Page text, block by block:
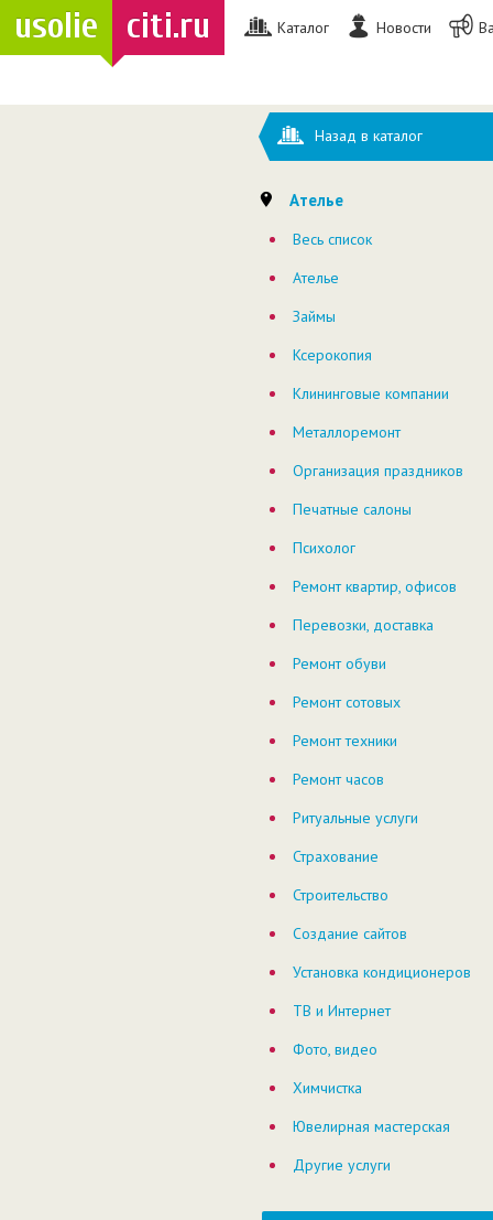
usolie citi.ru Каталог Новости
Назад в каталог
Ателье
Весь список
Ателье
Займы
Ксерокопия
Клининговые компании
Металлоремонт
Организация праздников
Печатные салоны
Психолог
Ремонт квартир, офисов
Перевозки, доставка
Ремонт обуви
Ремонт сотовых
Ремонт техники
Ремонт часов
Ритуальные услуги
Страхование
Строительство
Создание сайтов
Установка кондиционеров
ТВ и Интернет
Фото, видео
Химчистка
Ювелирная мастерская
Другие услуги